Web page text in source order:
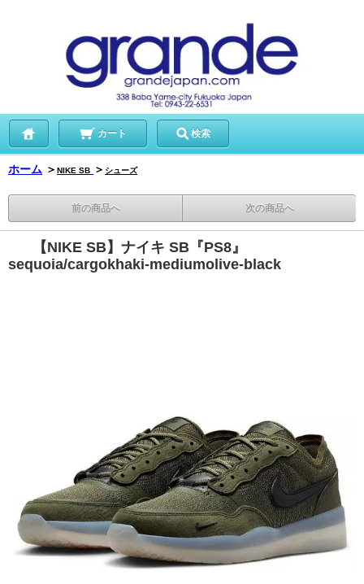
カート 検索
ホーム ＞ NIKE SB ＞ シューズ
前の商品へ 次の商品へ
【NIKE SB】ナイキ SB『PS8』
sequoia/cargokhaki-mediumolive-black